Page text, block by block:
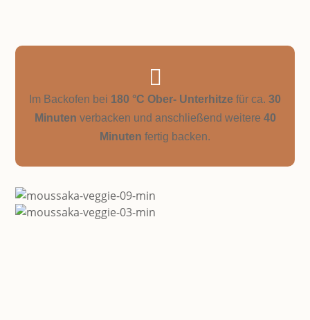

Im Backofen bei 180 °C Ober- Unterhitze für ca. 30
Minuten verbacken und anschließend weitere 40
Minuten fertig backen.